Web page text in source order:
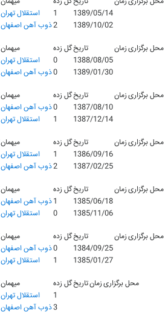
استقلال تهران 1
1389/05/14
ذوب آهن اصفهان2
1389/10/02
میهمان گل زدهتاریخ زمانمحل برگزاری
استقلال تهران 0
1388/08/05
ذوب آهن اصفهان0
1389/01/30
میهمان گل زدهتاریخ زمانمحل برگزاری
ذوب آهن اصفهان0
1387/08/10
استقلال تهران 1
1387/12/14
میهمان گل زدهتاریخ زمانمحل برگزاری
استقلال تهران 1
1386/09/16
ذوب آهن اصفهان2
1387/02/25
میهمان گل زدهتاریخ زمانمحل برگزاری
ذوب آهن اصفهان1
1385/06/18
استقلال تهران 0
1385/11/06
میهمان گل زدهتاریخ زمانمحل برگزاری
ذوب آهن اصفهان0
1384/09/25
استقلال تهران 1
1385/01/27
میهمان گل زدهتاریخزمانمحل برگزاری
استقلال تهران
1
ذوب آهن اصفهان3